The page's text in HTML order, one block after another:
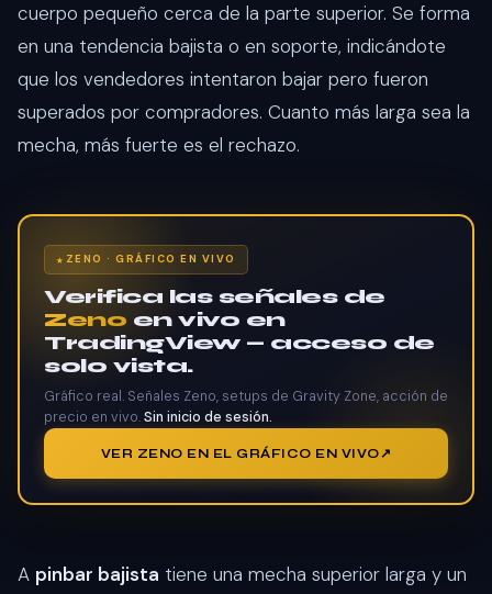
cuerpo pequeño cerca de la parte superior. Se forma
en una tendencia bajista o en soporte, indicándote
que los vendedores intentaron bajar pero fueron
superados por compradores. Cuanto más larga sea la
mecha, más fuerte es el rechazo.
ZENO · GRÁFICO EN VIVO
Verifica las señales de
Zeno en vivo en
TradingView — acceso de
solo vista.
Gráfico real. Señales Zeno, setups de Gravity Zone, acción de
precio en vivo.Sin inicio de sesión.
VER ZENO EN EL GRÁFICO EN VIVO
A pinbar bajista tiene una mecha superior larga y un